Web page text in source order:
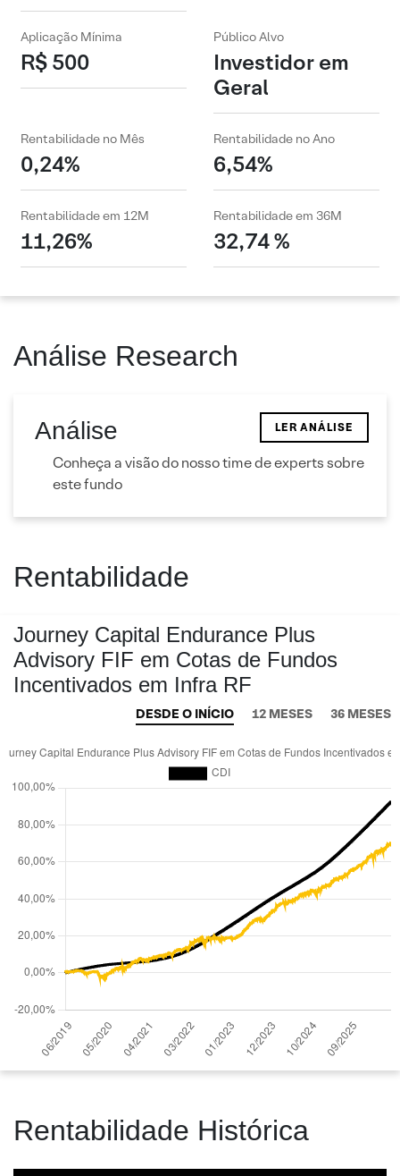
Aplicação Mínima
R$ 500
Público Alvo
Investidor em
Geral
Rentabilidade no Mês
0,24%
Rentabilidade no Ano
6,54%
Rentabilidade em 12M
11,26%
Rentabilidade em 36M
32,74 %
Análise Research
Análise
Conheça a visão do nosso time de experts sobre
este fundo
LER ANÁLISE
Rentabilidade
Journey Capital Endurance Plus
Advisory FIF em Cotas de Fundos
Incentivados em Infra RF
DESDE O INÍCIO 12 MESES 36 MESES
Rentabilidade Histórica